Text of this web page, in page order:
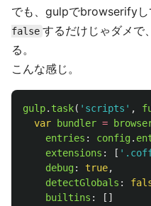
でも、gulpでbrowserifyし
false するだけじゃダメで
る。
こんな感じ。
gulp. task( ' scripts ' ,
var
bundler =
entries : config.
extensions : [ '
debug: true,
detectGlobals :
builtins :
[]